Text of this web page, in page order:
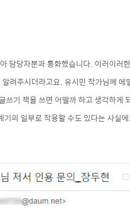
담당자분과 통화했습니다. 이러이러
려주시더라고요. 유시민 작가님께
쓰기 책을 쓰면 어떨까 하고 생각하게
의 일부로 작용할 수도 있다는 사실